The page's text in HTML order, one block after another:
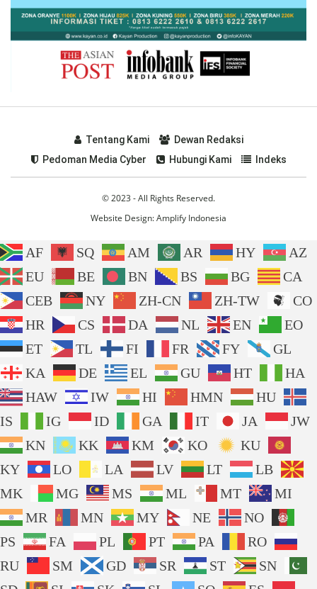
Tentang Kami
Dewan Redaksi
Pedoman Media Cyber
Hubungi Kami Indeks
© 2023 - All Rights Reserved.
Website Design:Amplify Indonesia
AF SQ AM AR HY
AZ
EU
BE BN BS BG
CA
CEB
NY ZH-CN ZH-TW
CO
HR
CS DA NL EN
EO
ET
TL FI FR FY
GL
KA
DE EL GU HT
HA
HAW
IW HI HMN
HU
IS
IG ID GA IT JA
JW
KN
KK KM KO
KU
KY
LO LA LV LT
LB
MK
MG MS ML MT
MI
MR
MN MY NE
NO
PS
FA PL PT PA
RO
RU
SM GD SR ST
SN